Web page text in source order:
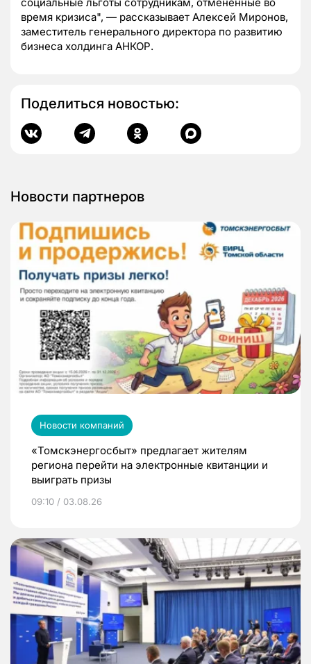
социальные льготы сотрудникам, отмененные во
время кризиса", — рассказывает Алексей Миронов,
заместитель генерального директора по развитию
бизнеса холдинга АНКОР.
Поделиться новостью:
Новости партнеров
Новости компаний
«Томскэнергосбыт» предлагает жителям
региона перейти на электронные квитанции и
выиграть призы
09:10 / 03.08.26